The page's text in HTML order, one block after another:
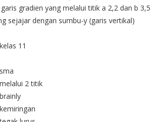
gradien yang melalui titik a 2,2 dan b 3,5
sejajar dengan sumbu-y (garis vertikal)
11
2 titik